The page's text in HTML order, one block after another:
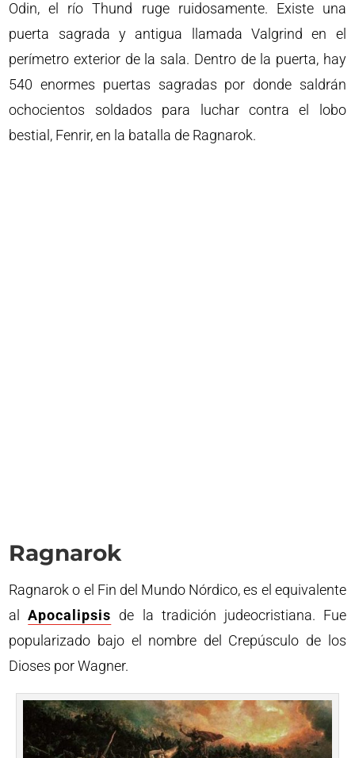
Odin, el río Thund ruge ruidosamente. Existe una
puerta sagrada y antigua llamada Valgrind en el
perímetro exterior de la sala. Dentro de la puerta, hay
540 enormes puertas sagradas por donde saldrán
ochocientos soldados para luchar contra el lobo
bestial, Fenrir, en la batalla de Ragnarok.
Ragnarok
Ragnarok o el Fin del Mundo Nórdico, es el equivalente
alApocalipsis de la tradición judeocristiana. Fue
popularizado bajo el nombre del Crepúsculo de los
Dioses por Wagner.